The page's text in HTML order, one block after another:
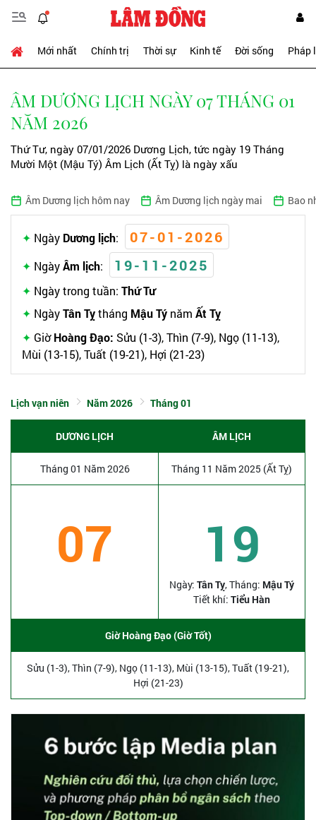
Mới nhất Chính trị Thời sự Kinh tế Đời sống Pháp
ÂM DƯƠNG LỊCH NGÀY 07 THÁNG 01
NĂM 2026
Thứ Tư, ngày 07/01/2026 Dương Lịch, tức ngày 19 Tháng
Mười Một (Mậu Tý) Âm Lịch (Ất Tỵ) là ngày xấu
Âm Dương lịch hôm nay Âm Dương lịch ngày mai Bao
Ngày Dương lịch: 07-01-2026
NgàyÂm lịch: 19-11-2025
Ngày trong tuần: Thứ Tư
NgàyTân Tỵtháng Mậu Tý năm Ất Tỵ
GiờHoàng Đạo: Sửu (1-3), Thìn (7-9), Ngọ (11-13),
Mùi (13-15), Tuất (19-21), Hợi (21-23)
Lịch vạn niên Năm 2026 Tháng 01
DƯƠNG LỊCH ÂM LỊCH
Tháng 01 Năm 2026 Tháng 11 Năm 2025 (Ất Tỵ)
07 19
Ngày: Tân Tỵ, Tháng: Mậu Tý
Tiết khí: Tiểu Hàn
Giờ Hoàng Đạo (Giờ Tốt)
Sửu (1-3), Thìn (7-9), Ngọ (11-13), Mùi (13-15), Tuất (19-21),
Hợi (21-23)